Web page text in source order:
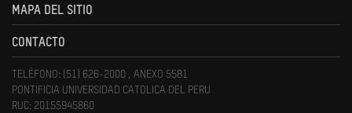
MAPA DEL SITIO
CONTACTO
TELÉFONO: (51) 626-2000 , ANEXO 5581
PONTIFICIA UNIVERSIDAD CATOLICA DEL PERU
RUC: 20155945860